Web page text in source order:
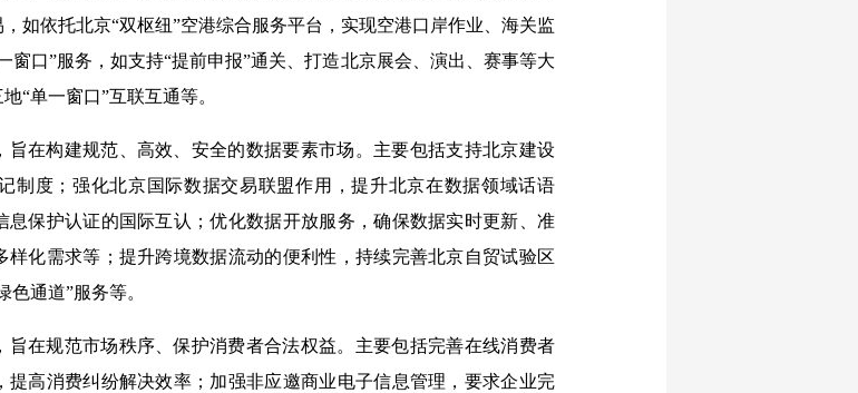
如依托北京“双枢纽”空港综合服务平台，实现空港口岸作业、海关监
窗口”服务，如支持“提前申报”通关、打造北京展会、演出、赛事等大
“单一窗口”互联互通等。
旨在构建规范、高效、安全的数据要素市场。主要包括支持北京建设
制度；强化北京国际数据交易联盟作用，提升北京在数据领域话语
保护认证的国际互认；优化数据开放服务，确保数据实时更新、准
化需求等；提升跨境数据流动的便利性，持续完善北京自贸试验区
通道”服务等。
旨在规范市场秩序、保护消费者合法权益。主要包括完善在线消费者
高消费纠纷解决效率；加强非应邀商业电子信息管理，要求企业完